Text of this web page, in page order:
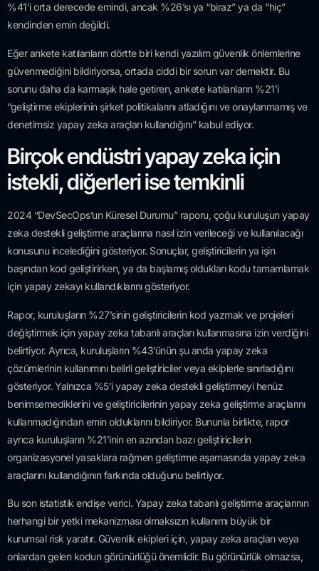
%41’i orta derecede emindi, ancak %26’sı ya “biraz” ya da “hiç”
kendinden emin değildi.
Eğer ankete katılanların dörtte biri kendi yazılım güvenlik önlemlerine
güvenmediğini bildiriyorsa, ortada ciddi bir sorun var demektir. Bu
sorunu daha da karmaşık hale getiren, ankete katılanların %21’i
“geliştirme ekiplerinin şirket politikalarını atladığını ve onaylanmamış ve
denetimsiz yapay zeka araçları kullandığını” kabul ediyor.
Birçok endüstri yapay zeka için
istekli, diğerleri ise temkinli
2024 “DevSecOps’un Küresel Durumu” raporu, çoğu kuruluşun yapay
zeka destekli geliştirme araçlarına nasıl izin verileceği ve kullanılacağı
konusunu incelediğini gösteriyor. Sonuçlar, geliştiricilerin ya işin
başından kod geliştirirken, ya da başlamış oldukları kodu tamamlamak
için yapay zekayı kullandıklarını gösteriyor.
Rapor, kuruluşların %27’sinin geliştiricilerin kod yazmak ve projeleri
değiştirmek için yapay zeka tabanlı araçları kullanmasına izin verdiğini
belirtiyor. Ayrıca, kuruluşların %43’ünün şu anda yapay zeka
çözümlerinin kullanımını belirli geliştiriciler veya ekiplerle sınırladığını
gösteriyor. Yalnızca %5’i yapay zeka destekli geliştirmeyi henüz
benimsemediklerini ve geliştiricilerinin yapay zeka geliştirme araçlarını
kullanmadığından emin olduklarını bildiriyor. Bununla birlikte, rapor
ayrıca kuruluşların %21’inin en azından bazı geliştiricilerin
organizasyonel yasaklara rağmen geliştirme aşamasında yapay zeka
araçlarını kullandığının farkında olduğunu belirtiyor.
Bu son istatistik endişe verici. Yapay zeka tabanlı geliştirme araçlarının
herhangi bir yetki mekanizması olmaksızın kullanımı büyük bir
kurumsal risk yaratır. Güvenlik ekipleri için, yapay zeka araçları veya
onlardan gelen kodun görünürlüğü önemlidir. Bu görünürlük olmazsa,